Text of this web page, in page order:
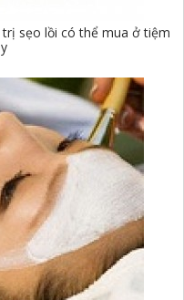
sẹo lồi có thể mua ở tiệm